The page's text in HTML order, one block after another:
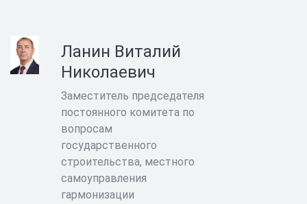
Ланин Виталий
Николаевич
Заместитель председателя
постоянного комитета по
вопросам
государственного
строительства, местного
самоуправления
гармонизации